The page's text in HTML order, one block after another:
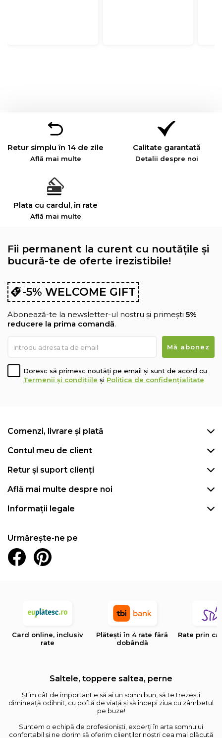
Retur simplu în 14 de zile
Află mai multe
Calitate garantată
Detalii despre noi
Plata cu cardul, în rate
Află mai multe
Fii permanent la curent cu noutățile și
bucură-te de oferte irezistibile!
-5% WELCOME GIFT
Abonează-te la newsletter-ul nostru și primești 5%
reducere la prima comandă.
Doresc să primesc noutăți pe email și sunt de acord cu
Termenii și condițiile și Politica de confidențialitate
Comenzi, livrare și plată
Contul meu de client
Retur și suport clienți
Află mai multe despre noi
Informații legale
Urmărește-ne pe
Card online, inclusiv
rate
Plătești în 4 rate fără
dobândă
Rate prin
Saltele, toppere saltea, perne
Știm cât de important e să ai un somn bun, să te trezești
dimineață odihnit, cu poftă de viață și să începi ziua cu zâmbetul
pe buze!
Suntem o echipă de profesioniști, experți în arta somnului
confortabil și ne dorim să oferim clienților noștri cea mai plăcută